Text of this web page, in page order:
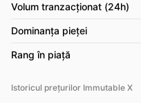
Volum tranzacționat (24h)
Dominanța pieței
Rang în piață
Istoricul prețurilor Immutable X